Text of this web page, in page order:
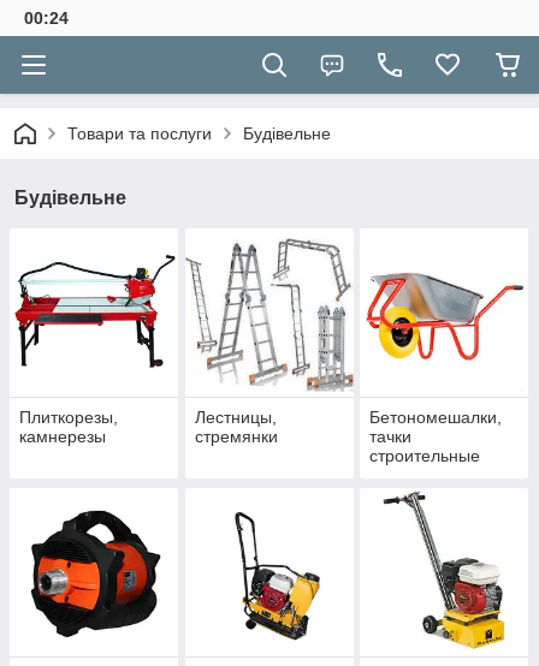
00:24
Товари та послуги Будівельне
Будівельне
Плиткорезы,
камнерезы
Лестницы,
стремянки
Бетономешалки,
тачки
строительные